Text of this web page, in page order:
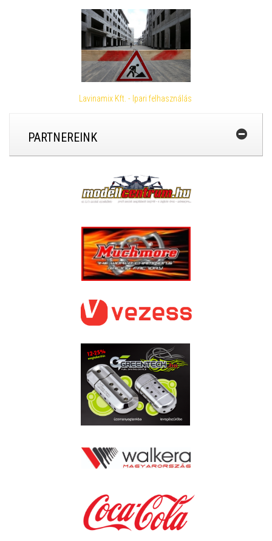
Lavinamix Kft. - Ipari felhasználás
PARTNEREINK